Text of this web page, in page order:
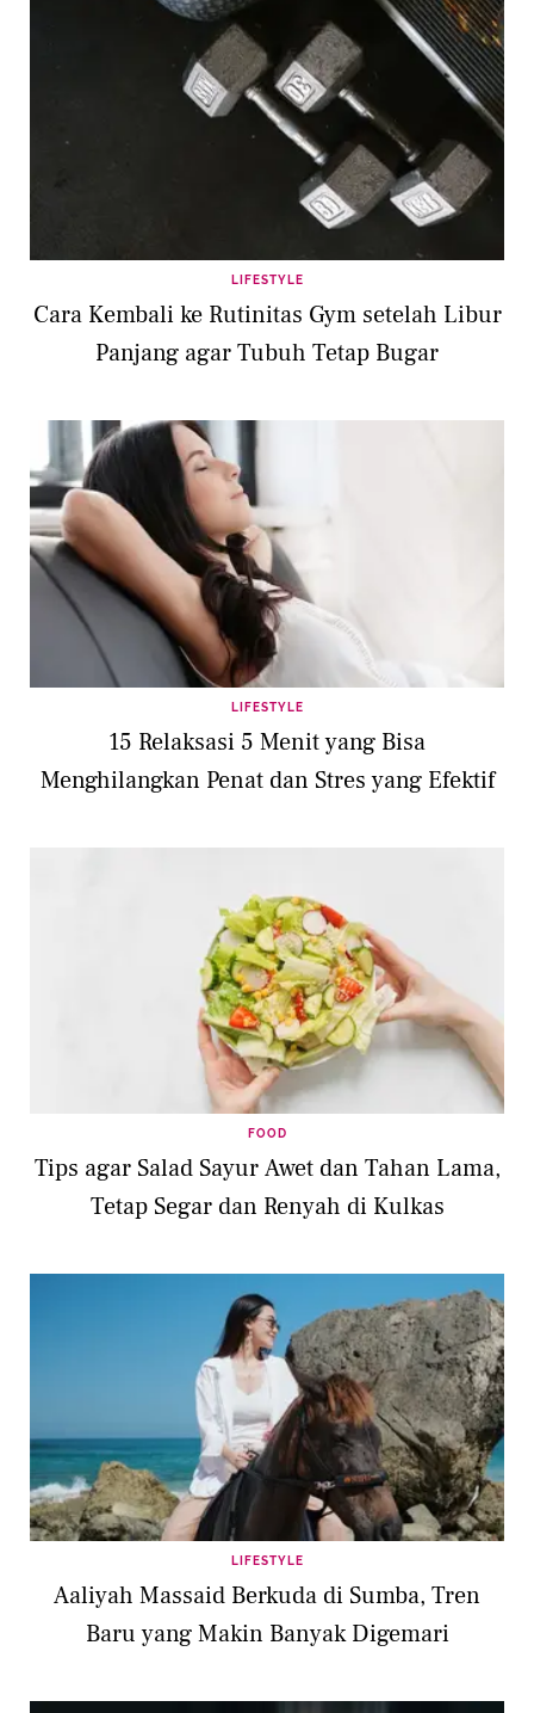
LIFESTYLE
Cara Kembali ke Rutinitas Gym setelah Libur
Panjang agar Tubuh Tetap Bugar
LIFESTYLE
15 Relaksasi 5 Menit yang Bisa
Menghilangkan Penat dan Stres yang Efektif
FOOD
Tips agar Salad Sayur Awet dan Tahan Lama,
Tetap Segar dan Renyah di Kulkas
LIFESTYLE
Aaliyah Massaid Berkuda di Sumba, Tren
Baru yang Makin Banyak Digemari